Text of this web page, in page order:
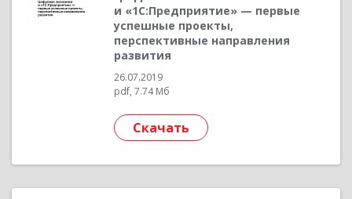
и «1С:Предприятие» — первые
успешные проекты,
перспективные направления
развития
26.07.2019
pdf, 7.74 Мб
Скачать